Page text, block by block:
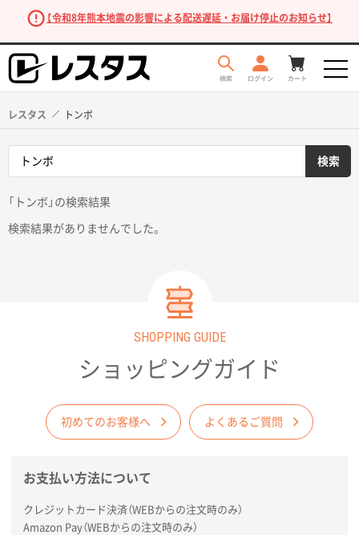
【令和8年熊本地震の影響による配送遅延・お届け停止のお知らせ】
商品カテゴリーから探す
ターゲットから探す
レスタス トンボ
「トンボ」の検索結果
検索結果がありませんでした。
SHOPPING GUIDE
ショッピングガイド
初めてのお客様へ よくあるご質問
お支払い方法について
クレジットカード決済（WEBからの注文時のみ）
Amazon Pay（WEBからの注文時のみ）